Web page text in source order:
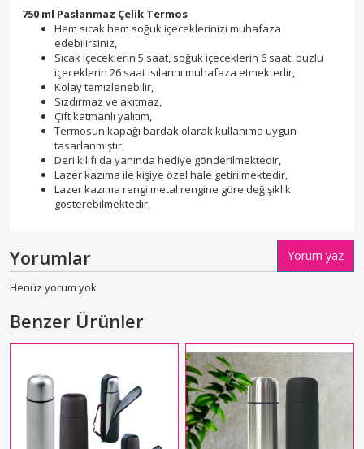
750 ml Paslanmaz Çelik Termos
Hem sıcak hem soğuk içeceklerinizi muhafaza
edebilirsiniz,
Sıcak içeceklerin 5 saat, soğuk içeceklerin 6 saat, buzlu
içeceklerin 26 saat ısılarını muhafaza etmektedir,
Kolay temizlenebilir,
Sızdırmaz ve akıtmaz,
Çift katmanlı yalıtım,
Termosun kapağı bardak olarak kullanıma uygun
tasarlanmıştır,
Deri kılıfı da yanında hediye gönderilmektedir,
Lazer kazıma ile kişiye özel hale getirilmektedir,
Lazer kazıma rengi metal rengine göre değişiklik
gösterebilmektedir,
Yorumlar Yorum yaz
Henüz yorum yok
Benzer Ürünler